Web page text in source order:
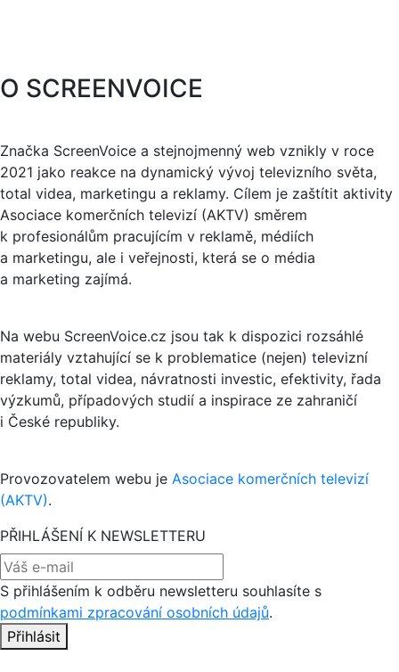
O SCREENVOICE
Značka ScreenVoice a stejnojmenný web vznikly v roce
2021 jako reakce na dynamický vývoj televizního světa,
total videa, marketingu a reklamy. Cílem je zaštítit aktivity
Asociace komerčních televizí (AKTV) směrem
k profesionálům pracujícím v reklamě, médiích
a marketingu, ale i veřejnosti, která se o média
a marketing zajímá.
Na webu ScreenVoice.cz jsou tak k dispozici rozsáhlé
materiály vztahující se k problematice (nejen) televizní
reklamy, total videa, návratnosti investic, efektivity, řada
výzkumů, případových studií a inspirace ze zahraničí
i České republiky.
Provozovatelem webu je Asociace komerčních televizí
(AKTV).
PŘIHLÁŠENÍ K NEWSLETTERU
S přihlášením k odběru newsletteru souhlasíte s
podmínkami zpracování osobních údajů.
Přihlásit